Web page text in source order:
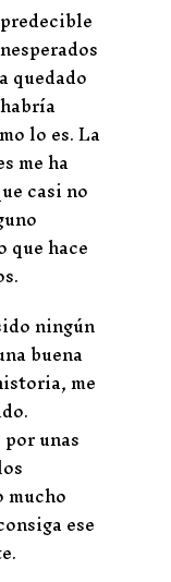
quedado
lo es. La
me ha
casi no
hace
ningún
buena
me
unas
ese